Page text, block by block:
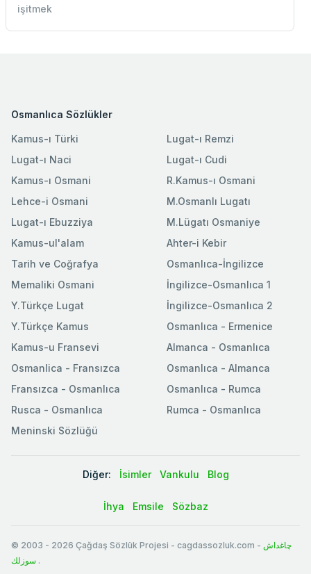
işitmek
Osmanlıca Sözlükler
Kamus-ı Türki
Lugat-ı Naci
Kamus-ı Osmani
Lehce-i Osmani
Lugat-ı Ebuzziya
Lugat-ı Remzi
Lugat-ı Cudi
R.Kamus-ı Osmani
M.Osmanlı Lugatı
M.Lügatı Osmaniye
Kamus-ul'alam
Tarih ve Coğrafya
Memaliki Osmani
Y.Türkçe Lugat
Y.Türkçe Kamus
Ahter-i Kebir
Osmanlıca-İngilizce
İngilizce-Osmanlıca 1
İngilizce-Osmanlıca 2
Osmanlıca - Ermenice
Kamus-u Fransevi
Osmanlica - Fransızca
Fransızca - Osmanlıca
Rusca - Osmanlıca
Meninski Sözlüğü
Almanca - Osmanlıca
Osmanlıca - Almanca
Osmanlıca - Rumca
Rumca - Osmanlıca
Diğer: İsimler Vankulu Blog
İhya Emsile Sözbaz
© 2003 - 2026 Çağdaş Sözlük Projesi - cagdassozluk.com - چاغداش
سوزلك .